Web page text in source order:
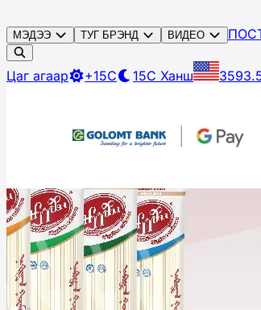
МЭДЭЭ ТУГ БРЭНД ВИДЕО
Цаг агаар +15C 15C Ханш